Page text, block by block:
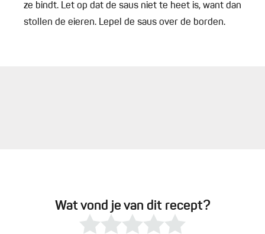
ze bindt. Let op dat de saus niet te heet is, want dan
stollen de eieren. Lepel de saus over de borden.
Wat vond je van dit recept?